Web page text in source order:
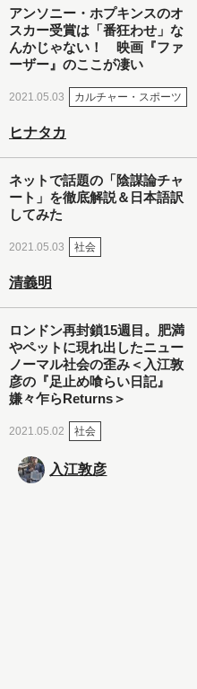
アンソニー・ホプキンスのオ
スカー受賞は「番狂わせ」な
んかじゃない！ 映画『ファ
ーザー』のここが凄い
2021.05.03 カルチャー・スポーツ
ヒナタカ
ネットで話題の「陰謀論チャ
ート」を徹底解説＆日本語訳
してみた
2021.05.03 社会
清義明
ロンドン再封鎖15週目。肥満
やペットに現れ出したニュー
ノーマル社会の歪み＜入江敦
彦の『足止め喰らい日記』
嫌々乍らReturns＞
2021.05.02 社会
入江敦彦